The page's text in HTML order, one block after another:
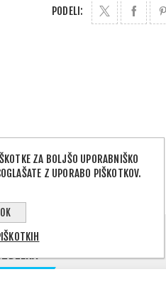
PODELI:
ZA BOLJŠO UPORABNIŠKO
Z UPORABO PIŠKOTKOV.
OK